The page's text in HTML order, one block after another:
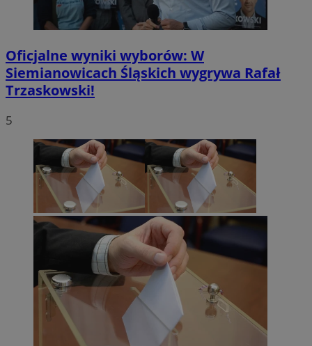
Oficjalne wyniki wyborów: W
Siemianowicach Śląskich wygrywa Rafał
Trzaskowski!
5